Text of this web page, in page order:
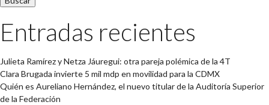
Entradas recientes
Julieta Ramírez y Netza Jáuregui: otra pareja polémica de la 4T
Clara Brugada invierte 5 mil mdp en movilidad para la CDMX
Quién es Aureliano Hernández, el nuevo titular de la Auditoría Superior
de la Federación